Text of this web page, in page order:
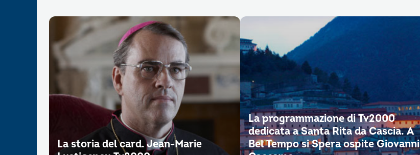
La storia del card. Jean-Marie
La programmazione di Tv2000
dedicata a Santa Rita da Cascia. A
Bel Tempo si Spera ospite Giovanni